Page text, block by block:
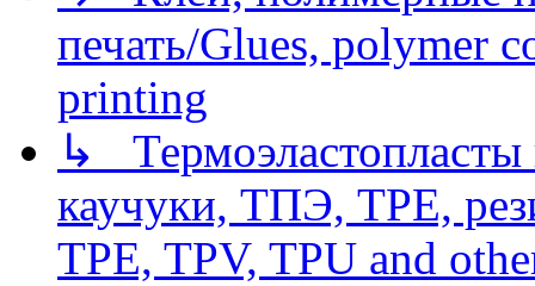
печать/Glues, polymer
printing
↳
каучуки, ТПЭ, TPE,
TPE, TPV, TPU and